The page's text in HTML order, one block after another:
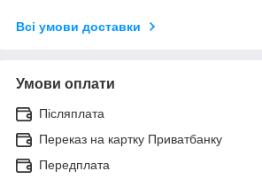
Всі умови доставки
Умови оплати
Післяплата
Переказ на картку Приватбанку
Передплата